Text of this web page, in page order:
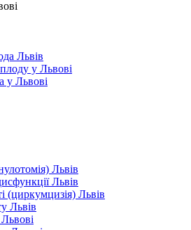
Львів
у Львові
у Львові
Львів
Львів
(циркумцизія) Львів
Львів